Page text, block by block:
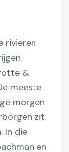
rivieren
&
meeste
morgen
zit
In die
en